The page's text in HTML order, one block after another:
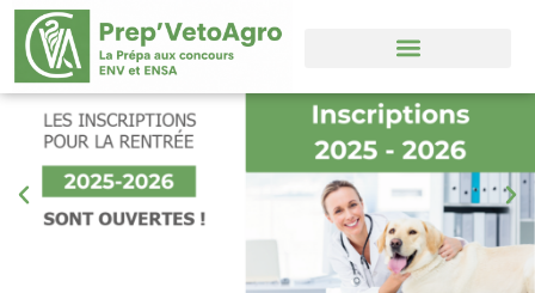
Aller
contenu